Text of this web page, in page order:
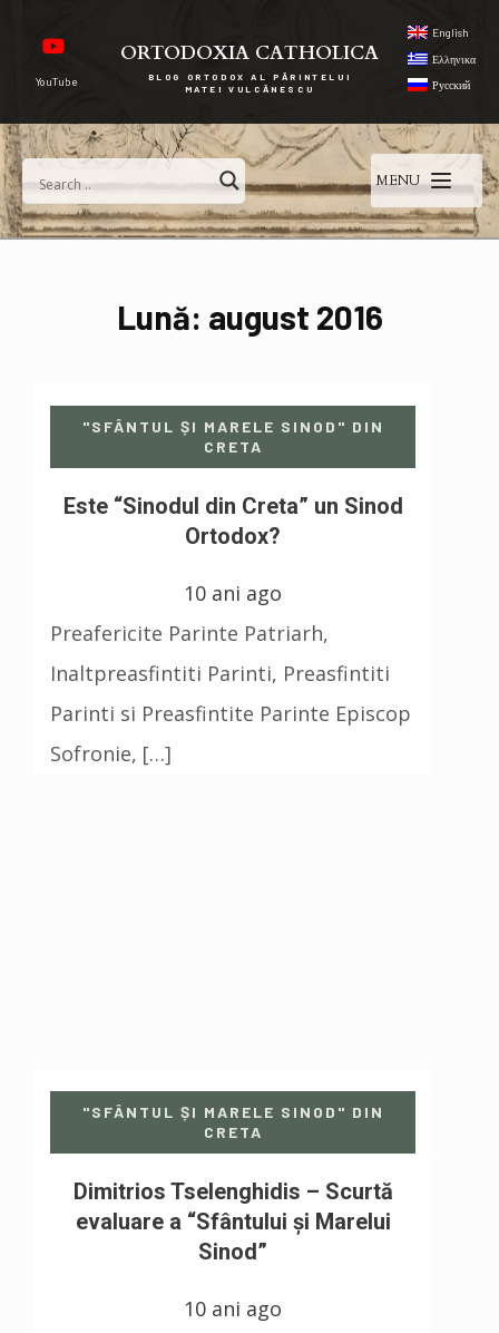
YouTube
ORTODOXIA CATHOLICA
BLOG ORTODOX AL PĂRINTELUI
MATEI VULCĂNESCU
English
Ελληνικα
Русский
MENU
Lună: august 2016
"SFÂNTUL ȘI MARELE SINOD" DIN
CRETA
Este “Sinodul din Creta” un Sinod
Ortodox?
10 ani ago
Preafericite Parinte Patriarh,
Inaltpreasfintiti Parinti, Preasfintiti
Parinti si Preasfintite Parinte Episcop
Sofronie, […]
"SFÂNTUL ȘI MARELE SINOD" DIN
CRETA
Dimitrios Tselenghidis – Scurtă
evaluare a “Sfântului și Marelui
Sinod”
10 ani ago